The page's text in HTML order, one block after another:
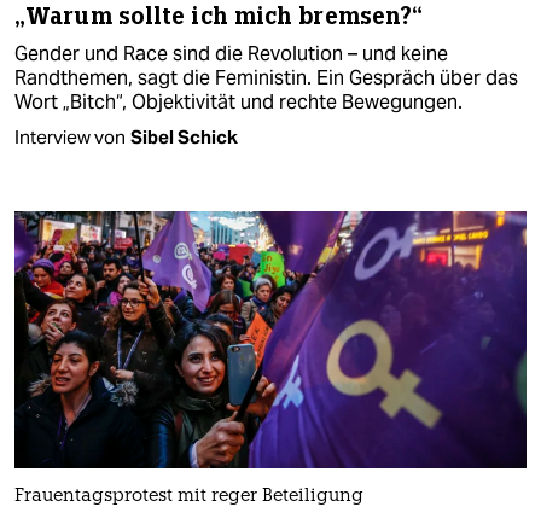
„Warum sollte ich mich bremsen?“
Gender und Race sind die Revolution – und keine
Randthemen, sagt die Feministin. Ein Gespräch über das
Wort „Bitch“, Objektivität und rechte Bewegungen.
Interview von Sibel Schick
Frauentagsprotest mit reger Beteiligung